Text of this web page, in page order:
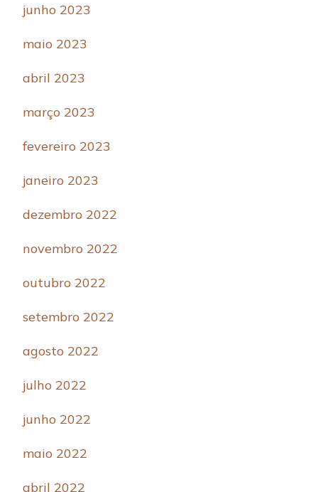
junho 2023
maio 2023
abril 2023
março 2023
fevereiro 2023
janeiro 2023
dezembro 2022
novembro 2022
outubro 2022
setembro 2022
agosto 2022
julho 2022
junho 2022
maio 2022
abril 2022